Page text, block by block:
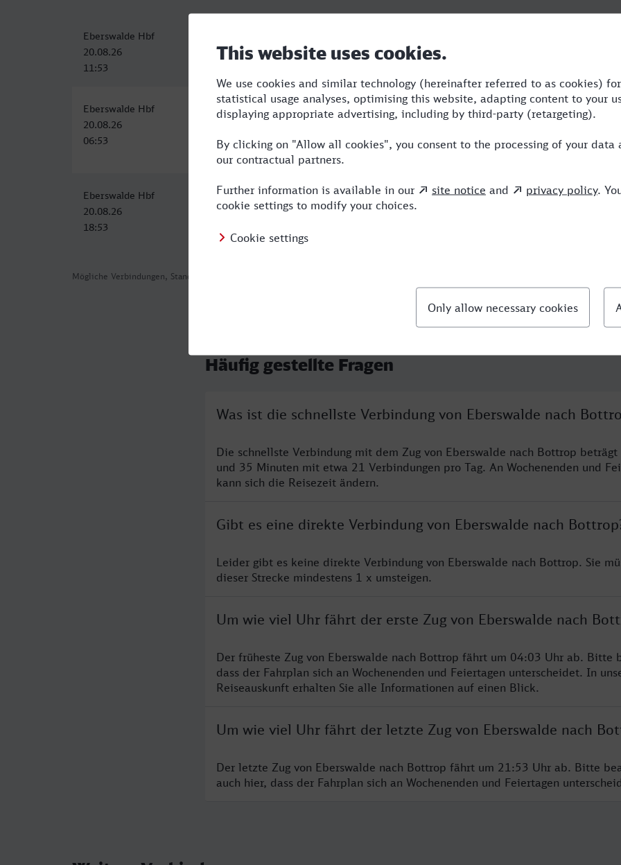
Mögliche Verbindungen, Stand: 2026-08-06 03:11
Eberswalde Hbf
20.08.26
11:53
20.08.26
Eberswalde Hbf
20.08.26
06:53
Bottrop Hbf
13:13
6:20 2 RE,RRB,ICE
Eberswalde Hbf
20.08.26
18:53
Hauptbahnhof, Bottrop
21.08.26
5:42 2 BUS,RE,ICE
Häufig gestellte Fragen
Was ist die schnellste Verbindung von Eberswalde nach
Die schnellste Verbindung mit dem Zug von Eberswalde nach Bottrop beträgt
und 35 Minuten mit etwa 21 Verbindungen pro Tag. An Wochenenden und
kann sich die Reisezeit ändern.
Gibt es eine direkte Verbindung von Eberswalde nach
Leider gibt es keine direkte Verbindung von Eberswalde nach Bottrop. Sie
dieser Strecke mindestens 1 x umsteigen.
Um wie viel Uhr fährt der erste Zug von Eberswalde nach
Der früheste Zug von Eberswalde nach Bottrop fährt um 04:03 Uhr ab. Bitte
dass der Fahrplan sich an Wochenenden und Feiertagen unterscheidet. In
Reiseauskunft erhalten Sie alle Informationen auf einen Blick.
Um wie viel Uhr fährt der letzte Zug von Eberswalde nach
Der letzte Zug von Eberswalde nach Bottrop fährt um 21:53 Uhr ab. Bitte
auch hier, dass der Fahrplan sich an Wochenenden und Feiertagen